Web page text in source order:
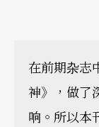
在前期杂志
神》，做了
响。所以本